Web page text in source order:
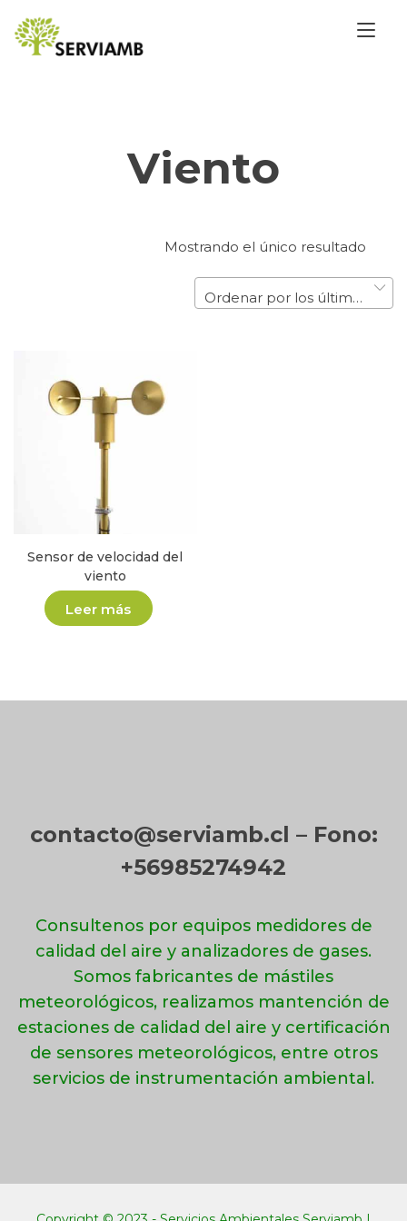
contenido
Viento
Mostrando el único resultado
Ordenar por los últimos
Sensor de velocidad del
viento
Leer más
contacto@serviamb.cl – Fono:
+56985274942
Consultenos por equipos medidores de
calidad del aire y analizadores de gases.
Somos fabricantes de mástiles
meteorológicos, realizamos mantención de
estaciones de calidad del aire y certificación
de sensores meteorológicos, entre otros
servicios de instrumentación ambiental.